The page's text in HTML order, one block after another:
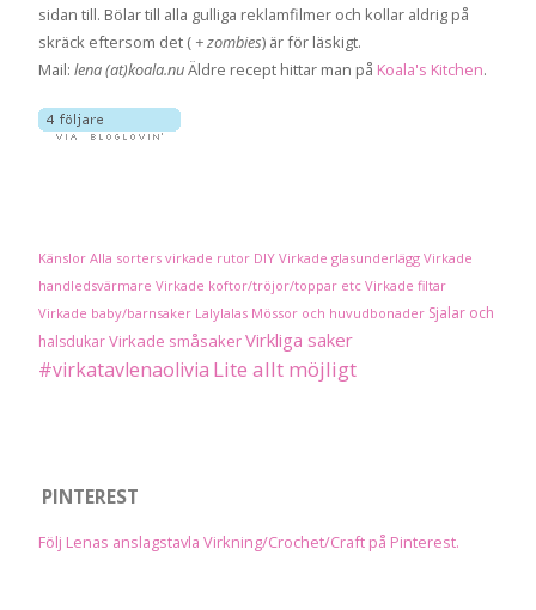
sidan till. Bölar till alla gulliga reklamfilmer och kollar aldrig på
skräck eftersom det ( + zombies) är för läskigt.
Mail:lena (at)koala.nuÄldre recept hittar man på Koala's Kitchen.
Känslor Alla sorters virkade rutor DIY Virkade glasunderlägg Virkade
handledsvärmare Virkade koftor/tröjor/toppar etc Virkade filtar
Virkade baby/barnsaker Lalylalas Mössor och huvudbonader Sjalar och
halsdukar Virkade småsakerVirkliga saker
#virkatavlenaolivia Lite allt möjligt
PINTEREST
Följ Lenas anslagstavla Virkning/Crochet/Craft på Pinterest.